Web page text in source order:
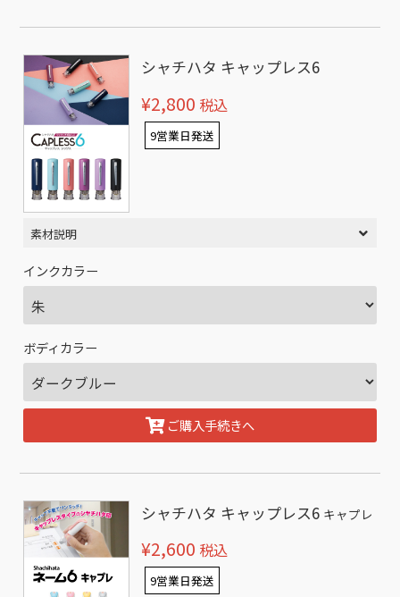
シャチハタ キャップレス6
¥2,800 税込
9営業日発送
素材説明
インクカラー
ボディカラー
ご購入手続きへ
シャチハタ キャップレス6 キャプレ
¥2,600 税込
9営業日発送